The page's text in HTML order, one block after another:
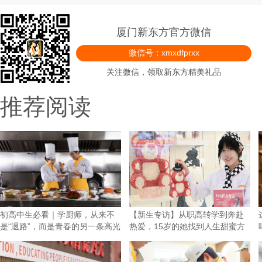
厦门新东方官方微信
微信号：xmxdfprxx
关注微信，领取新东方精美礼品
推荐阅读
初高中生必看｜学厨师，从来不
是“退路”，而是青春的另一条高光
【新生专访】从职高转学到奔赴
热爱，15岁的她找到人生甜蜜方